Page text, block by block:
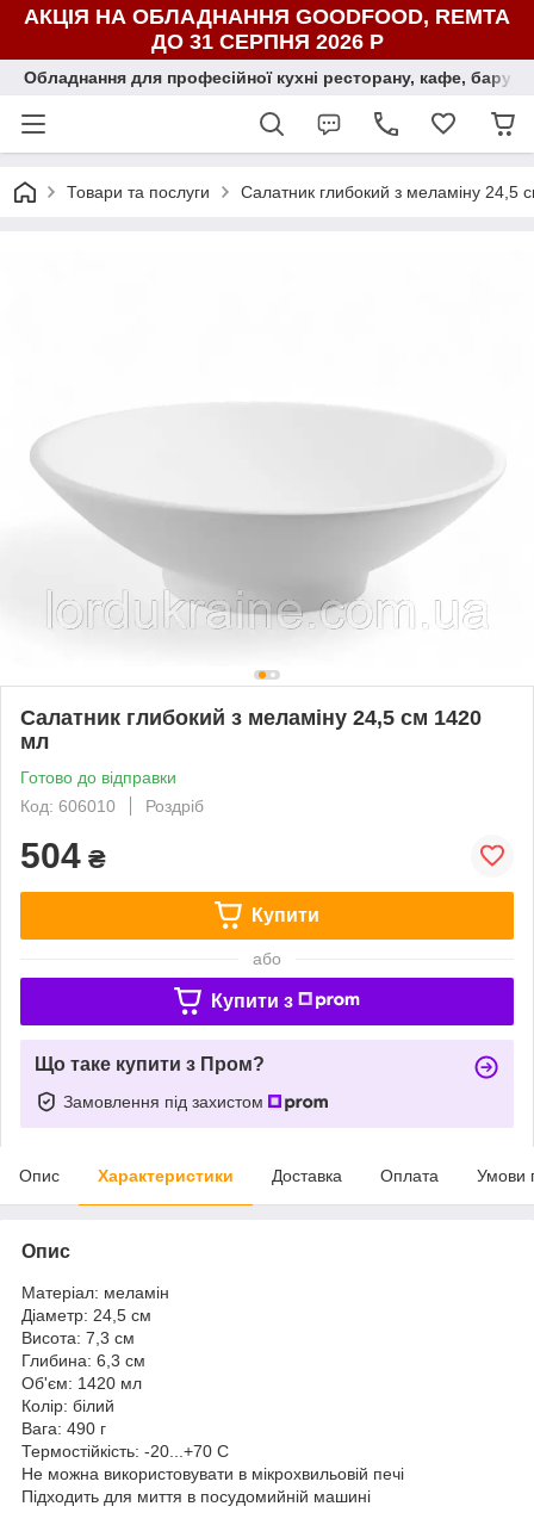
АКЦІЯ НА ОБЛАДНАННЯ GOODFOOD, REMTA
ДО 31 СЕРПНЯ 2026 Р
Обладнання для професійної кухні ресторану, кафе, бару,
Товари та послуги Салатник глибокий з меламіну 24,5
Салатник глибокий з меламіну 24,5 см 1420
мл
Готово до відправки
Код: 606010
Роздріб
504 ₴
Купити
або
Купити з
Що таке купити з Пром?
Замовлення під захистом
Опис Характеристики Доставка Оплата Умови
Опис
Матеріал: меламін
Діаметр: 24,5 см
Висота: 7,3 см
Глибина: 6,3 см
Об'єм: 1420 мл
Колір: білий
Вага: 490 г
Термостійкість: -20...+70 С
Не можна використовувати в мікрохвильовій печі
Підходить для миття в посудомийній машині